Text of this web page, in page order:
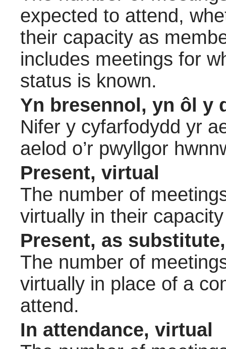
expected to attend,
their capacity as
includes meetings for
status is known.
Yn bresennol, yn ôl y
Nifer y cyfarfodydd yr
aelod o’r pwyllgor
Present, virtual
The number of
virtually in their
Present, as
The number of
virtually in place of a
attend.
In attendance, virtual